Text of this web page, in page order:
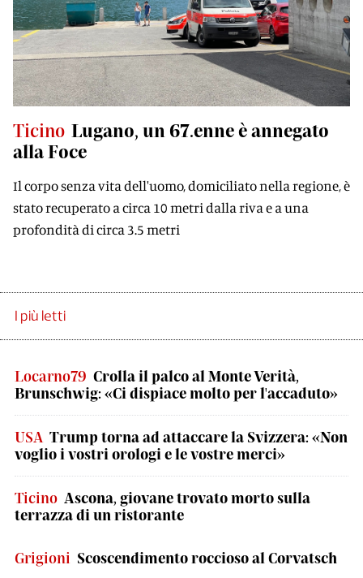
Ticino Lugano, un 67.enne è annegato
alla Foce
Il corpo senza vita dell'uomo, domiciliato nella regione, è
stato recuperato a circa 10 metri dalla riva e a una
profondità di circa 3.5 metri
I più letti
Locarno79 Crolla il palco al Monte Verità,
Brunschwig: «Ci dispiace molto per l'accaduto»
USA Trump torna ad attaccare la Svizzera: «Non
voglio i vostri orologi e le vostre merci»
Ticino Ascona, giovane trovato morto sulla
terrazza di un ristorante
Grigioni Scoscendimento roccioso al Corvatsch